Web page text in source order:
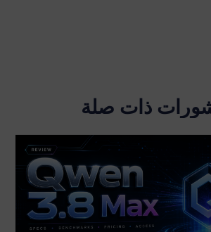
ذات صلة